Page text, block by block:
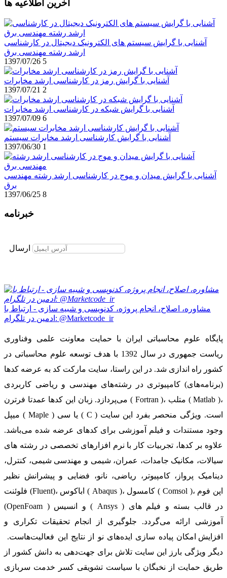
آخرین اطلاعیه ها
آشنایی با گرایش سیستم های الکترونیک دیجیتال در کارشناسی
ارشد رشته مهندسی برق
1397/07/26 5
آشنایی با گرایش رمز در کارشناسی ارشد مخابرات
1397/07/21 2
آشنایی با گرایش شبکه در کارشناسی ارشد مخابرات
1397/07/09 6
آشنایی با گرایش کارشناسی ارشد مخابرات سیستم
1397/06/30 1
آشنایی با گرایش میدان و موج در کارشناسی ارشد رشته مهندسی
برق
1397/06/25 8
خبرنامه
ارسال
مشاوره، اصلاح، انجام پروژه، کدنویسی و شبیه سازی - ارتباط با
ادمین در تلگرام: @Marketcode_ir
پایگاه علوم محاسباتی ایران با حمایت معاونت علمی وفناوری
ریاست جمهوری در سال 1392 با هدف توسعه علوم محاسباتی در
کشور راه اندازی شد. در این راستا، سایت مارکت کد به عرضه کدها
(برنامه‌های) کامپیوتری در رشته‌های مهندسی و ریاضی کاربردی
می‌پردازد. زبان این کدها عمدتا فرترن ( Fortran )، متلب ( Matlab )،
میپل ( Maple ) یا سی ( C ) است. ویژگی منحصر بفرد این سایت
وجود مستندات و فیلم آموزشی برای کدهای عرضه شده می‌باشد.
علاوه بر کدها، تجربیات کار با نرم افزارهای تخصصی در رشته های
سیالات، مکانیک جامدات، عمران، شیمی و مهندسی شیمی، کنترل،
دینامیک پرواز، کامپیوتر، ریاضی، نانو، فضایی و پیشرانش نظیر
فلوئنت (Fluent)، اباکوس ( Abaqus )، کامسول ( Comsol )، اپن فوم
(OpenFoam ) و انسیس ( Ansys ) در قالب بسته‌ و فیلم های
آموزشی ارائه می‌گردد. جلوگیری از انجام تحقیقات تکراری و
افزایش امکان پیاده سازی ایده‌های نو از نتایج این فعالیت‌هاست.
دیگر ویژگی بارز این سایت تلاش برای جهت‌دهی به دانش کشور از
طریق حمایت از نخبگان با سیاست تشویقی کسر خدمت سربازی